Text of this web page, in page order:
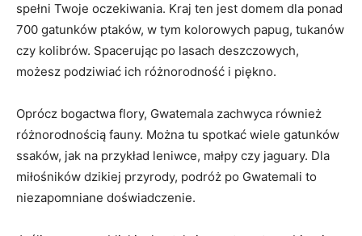
spełni Twoje oczekiwania. Kraj ten jest domem dla ponad
700 gatunków ptaków,⁢ w⁢ tym kolorowych papug, tukanów
czy ‍kolibrów.⁢ Spacerując po lasach⁤ deszczowych,
możesz‌ podziwiać ich różnorodność‍ i piękno.
Oprócz bogactwa flory, Gwatemala zachwyca również
różnorodnością fauny. Można tu spotkać ‍wiele gatunków
⁢ssaków, jak na ​przykład leniwce, małpy​ czy jaguary. Dla⁢
miłośników dzikiej przyrody, podróż po Gwatemali to
niezapomniane doświadczenie.